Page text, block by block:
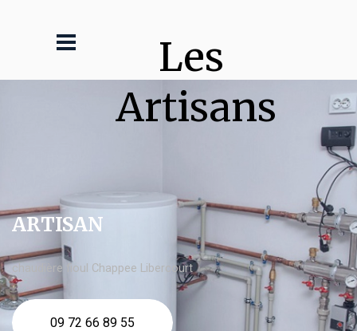
Les
Artisans
ARTISAN
chaudière fioul Chappee Libercourt
09 72 66 89 55